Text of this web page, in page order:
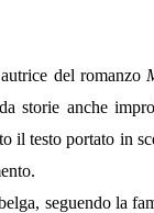
del romanzo
storie anche
il testo portato in
seguendo la